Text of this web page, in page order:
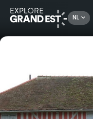
NL
Kijk je ogen uit in de Grand Est